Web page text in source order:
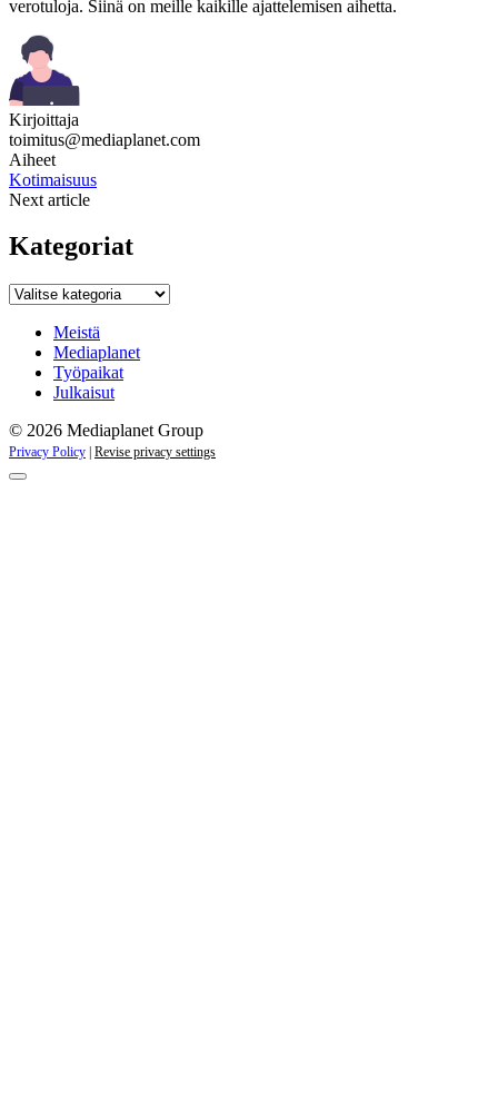
verotuloja. Siinä on meille kaikille ajattelemisen aihetta.
Kirjoittaja
toimitus@mediaplanet.com
Aiheet
Kotimaisuus
Next article
Kategoriat
Kategoriat
Meistä
Mediaplanet
Työpaikat
Julkaisut
© 2026 Mediaplanet Group
Privacy Policy Revise privacy settings